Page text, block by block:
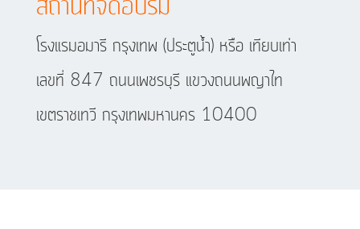
โรงแรมอมารี กรุงเทพ (ประตูน้ำ) หรือ เทียบเท่า
เลขที่ 847 ถนนเพชรบุรี แขวงถนนพญาไท
เขตราชเทวี กรุงเทพมหานคร 10400